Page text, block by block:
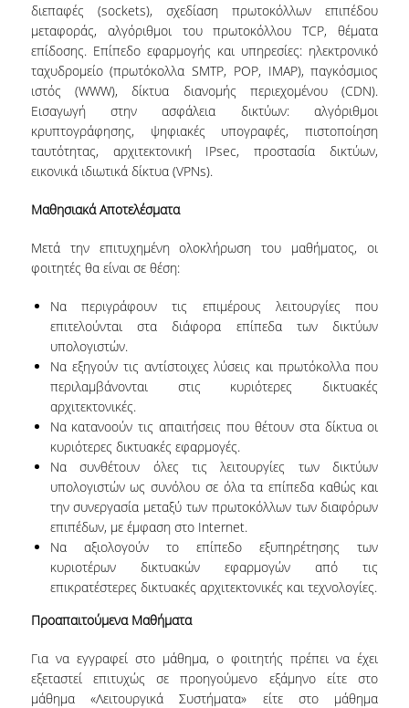
ΜΑΘΗΜΑΤΑ
ΜΑΘΗΜΑΤΑ ΠΡΟΓΡΑΜΜΑΤΟΣ ΣΠΟΥΔΩΝ
ΜΑΘΗΜΑΤΑ ΕΛΕΥΘΕΡΗΣ ΕΠΙΛΟΓΗΣ
ΕΚΠΑΙΔΕΥΤΙΚΑ ΕΡΓΑΣΤΗΡΙΑ
ΚΑΤΑΤΑΚΤΗΡΙΕΣ ΕΞΕΤΑΣΕΙΣ
ΠΡΑΚΤΙΚΗ ΑΣΚΗΣΗ
ΑΚΑΔΗΜΑΪΚΟΙ ΣΥΜΒΟΥΛΟΙ ΣΠΟΥΔΩΝ
ΕΠΑΡΚΕΙΑΣ
ERASMUS+
ΜΕΤΑΠΤΥΧΙΑΚΕΣ ΣΠΟΥΔΕΣ
ΜΕΤΑΠΤΥΧΙΑΚΑ ΠΡΟΓΡΑΜΜΑΤΑ
ΠΜΣ ΣΤΗΝ ΕΠΙΣΤΗΜΗ ΤΩΝ ΥΠΟΛΟΓΙΣΤΩΝ
ΠΜΣ ΣΤΗΝ ΑΝΑΠΤΥΞΗ ΚΑΙ ΑΣΦΑΛΕΙΑ
ΠΛΗΡΟΦΟΡΙΑΚΩΝ ΣΥΣΤΗΜΑΤΩΝ
ΠΜΣ ΣΤΗΝ ΤΕΧΝΗΤΗ ΝΟΗΜΟΣΥΝΗ ΚΑΙ
ΕΠΙΣΤΗΜΗ ΔΕΔΟΜΕΝΩΝ
ΑΝΘΡΩΠΙΣΤΙΚΕΣ ΕΠΙΣΤΗΜΕΣ
ΠΜΣ ΣΤΑ ΜΑΘΗΜΑΤΙΚΑ ΑΓΟΡΑΣ &
ΠΑΡΑΓΩΓΗΣ
διεπαφές (sockets), σχεδίαση πρωτοκόλλων επιπέδου
μεταφοράς, αλγόριθμοι του πρωτοκόλλου TCP, θέματα
επίδοσης. Επίπεδο εφαρμογής και υπηρεσίες: ηλεκτρονικό
ταχυδρομείο (πρωτόκολλα SMTP, POP, IMAP), παγκόσμιος
ιστός (WWW), δίκτυα διανομής περιεχομένου (CDN).
Εισαγωγή στην ασφάλεια δικτύων: αλγόριθμοι
κρυπτογράφησης, ψηφιακές υπογραφές, πιστοποίηση
ταυτότητας, αρχιτεκτονική IPsec, προστασία δικτύων,
εικονικά ιδιωτικά δίκτυα (VPNs).
Μαθησιακά Αποτελέσματα
Μετά την επιτυχημένη ολοκλήρωση του μαθήματος, οι
φοιτητές θα είναι σε θέση:
Να περιγράφουν τις επιμέρους λειτουργίες που
επιτελούνται στα διάφορα επίπεδα των δικτύων
υπολογιστών.
Να εξηγούν τις αντίστοιχες λύσεις και πρωτόκολλα που
περιλαμβάνονται στις κυριότερες δικτυακές
αρχιτεκτονικές.
Να κατανοούν τις απαιτήσεις που θέτουν στα δίκτυα οι
κυριότερες δικτυακές εφαρμογές.
Να συνθέτουν όλες τις λειτουργίες των δικτύων
υπολογιστών ως συνόλου σε όλα τα επίπεδα καθώς και
την συνεργασία μεταξύ των πρωτοκόλλων των διαφόρων
επιπέδων, με έμφαση στο Internet.
Να αξιολογούν το επίπεδο εξυπηρέτησης των
κυριοτέρων δικτυακών εφαρμογών από τις
επικρατέστερες δικτυακές αρχιτεκτονικές και τεχνολογίες.
Προαπαιτούμενα Μαθήματα
Για να εγγραφεί στο μάθημα, ο φοιτητής πρέπει να έχει
εξεταστεί επιτυχώς σε προηγούμενο εξάμηνο είτε στο
μάθημα «Λειτουργικά Συστήματα» είτε στο μάθημα